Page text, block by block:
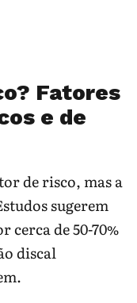
Fatores
e de
de risco, mas a
sugerem
cerca de 50-70%
discal